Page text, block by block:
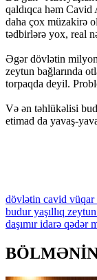
qaldıqca həm
daha çox müzakirə
tədbirlərə yox, real
Əgər dövlətin
zeytun bağlarında
torpaqda deyil.
Və ən təhlükəlisi
etimad da yavaş-
dövlətin cavid vüqar
buduryaşıllıq zeytun
daşımıridarə qədər